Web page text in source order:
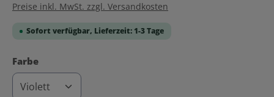
Preise inkl. MwSt. zzgl. Versandkosten
Sofort verfügbar, Lieferzeit: 1-3 Tage
Farbeauswählen